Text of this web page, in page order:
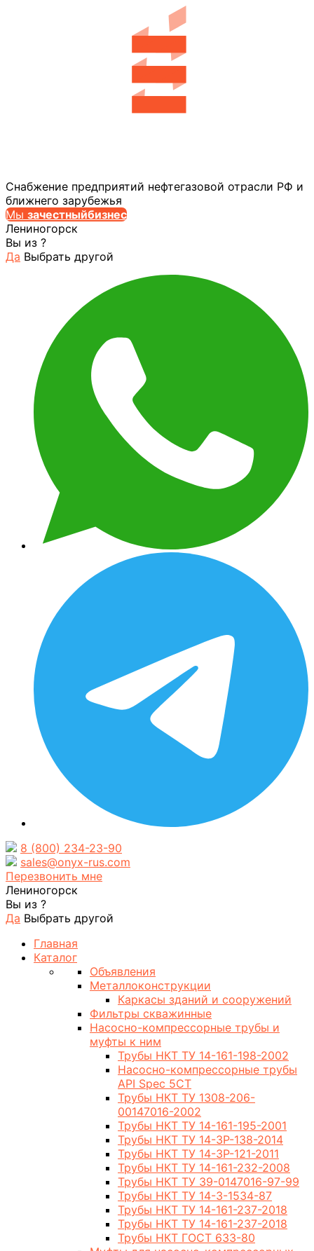
Снабжение предприятий нефтегазовой отрасли РФ и
ближнего зарубежья
Мы зачестныйбизнес
Лениногорск
Вы из ?
Да Выбрать другой
8 (800) 234-23-90
sales@onyx-rus.com
Перезвонить мне
Лениногорск
Вы из ?
Да Выбрать другой
Главная
Каталог
Объявления
Металлоконструкции
Каркасы зданий и сооружений
Фильтры скважинные
Насосно-компрессорные трубы и
муфты к ним
Трубы НКТ ТУ 14-161-198-2002
Насосно-компрессорные трубы
API Spec 5CT
Трубы НКТ ТУ 1308-206-
00147016-2002
Трубы НКТ ТУ 14-161-195-2001
Трубы НКТ ТУ 14-3Р-138-2014
Трубы НКТ ТУ 14-3Р-121-2011
Трубы НКТ ТУ 14-161-232-2008
Трубы НКТ ТУ 39-0147016-97-99
Трубы НКТ ТУ 14-3-1534-87
Трубы НКТ ТУ 14-161-237-2018
Трубы НКТ ТУ 14-161-237-2018
Трубы НКТ ГОСТ 633-80